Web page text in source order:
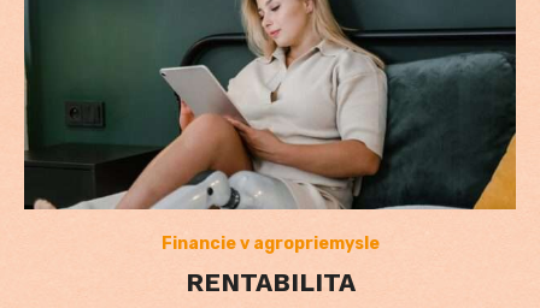
Financie v agropriemysle
RENTABILITA